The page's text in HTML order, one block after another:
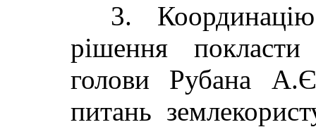
3.
рішення
голови Рубана
питань